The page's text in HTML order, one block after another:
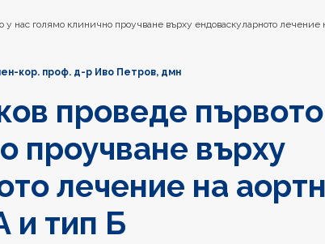
у нас голямо клинично проучване върху ендоваскуларното
кор. проф. д-р Иво Петров, дмн
проведе
проучване върху
лечение на
и тип Б